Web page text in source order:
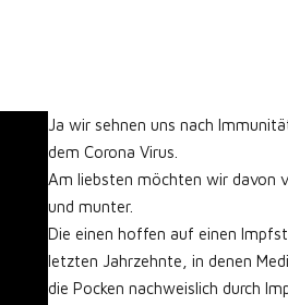
Ja wir sehnen uns nach
dem Corona Virus.
Am liebsten möchten wir davon
und munter.
Die einen hoffen auf einen
letzten Jahrzehnte, in denen
die Pocken nachweislich durch